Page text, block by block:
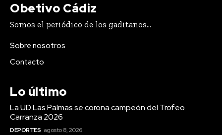
Obetivo Cádiz
Somos el periódico de los gaditanos...
Sobre nosotros
Contacto
Lo último
La UD Las Palmas se corona campeón del Trofeo
Carranza 2026
DEPORTES agosto 8, 2026